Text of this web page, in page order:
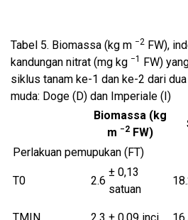
Tabel 5. Biomassa (kg m −2 FW),
kandungan nitrat (mg kg −1
FW)
siklus tanam ke-1 dan ke-2 dari
muda: Doge (D) dan Imperiale (I)
Biomassa (kg
m −2 FW)
Perlakuan pemupukan (FT)
T0 2.6
± 0,13
satuan